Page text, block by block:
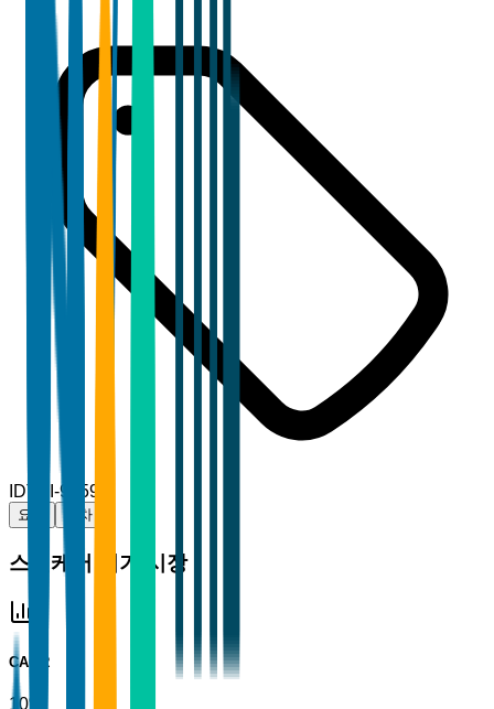
IDTBI-91594
요약 목차
스킨케어 기기 시장
CAGR
10%